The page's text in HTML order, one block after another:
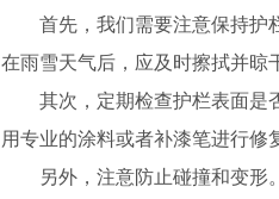
首先，我们需要注意保持护
在雨雪天气后，应及时擦拭并晾
其次，定期检查护栏表面是
用专业的涂料或者补漆笔进行修
另外，注意防止碰撞和变形